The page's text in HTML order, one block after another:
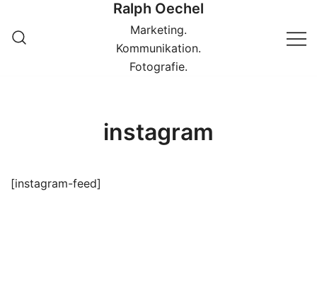
zum
Inhalt
Ralph Oechel
Marketing.
Kommunikation.
Fotografie.
instagram
[instagram-feed]